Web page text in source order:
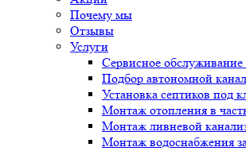
Почему мы
Отзывы
Услуги
Сервисное обслуживание
Подбор автономной
Установка септиков под
Монтаж отопления в
Монтаж ливневой
Монтаж водоснабжения